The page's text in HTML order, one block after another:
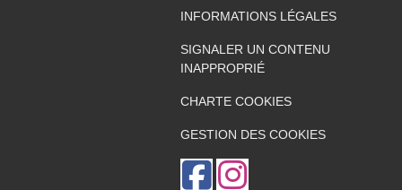
INFORMATIONS LÉGALES
SIGNALER UN CONTENU
INAPPROPRIÉ
CHARTE COOKIES
GESTION DES COOKIES